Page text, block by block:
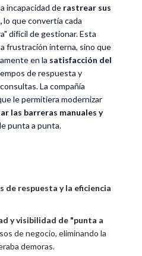
incapacidad de rastrear sus
lo que convertía cada
difícil de gestionar. Esta
frustración interna, sino que
en la satisfacción del
de respuesta y
La compañía
le permitiera modernizar
las barreras manuales y
punta a punta.
de respuesta y la eficiencia
y visibilidad de "punta a
de negocio, eliminando la
demoras.